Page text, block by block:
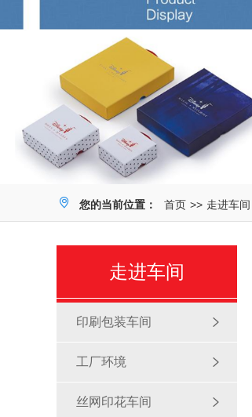
您的当前位置： 首页 >> 走进车间
走进车间
印刷包装车间
工厂环境
丝网印花车间